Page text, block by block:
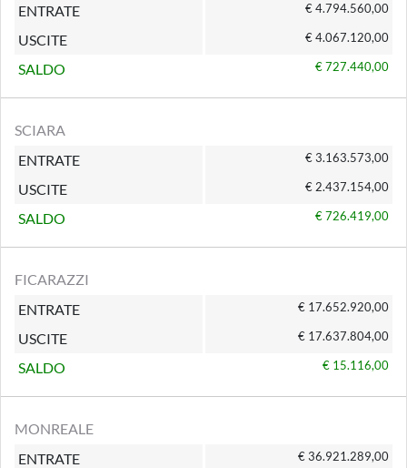
ENTRATE
€ 4.794.560,00
USCITE € 4.067.120,00
SALDO € 727.440,00
SCIARA
ENTRATE
€ 3.163.573,00
USCITE € 2.437.154,00
SALDO € 726.419,00
FICARAZZI
ENTRATE
€ 17.652.920,00
USCITE € 17.637.804,00
SALDO € 15.116,00
MONREALE
ENTRATE
€ 36.921.289,00